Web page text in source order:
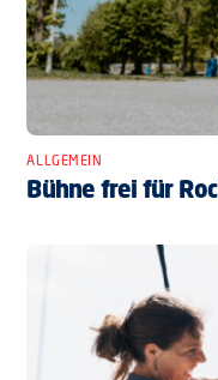
ALLGEMEIN
Bühne frei für